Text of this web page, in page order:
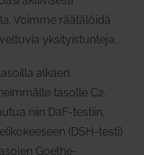
Voimme räätälöidä
yksityistunteja.
alkaen
tasolle C2.
niin DaF-testiin,
(DSH-testi)
Goethe-